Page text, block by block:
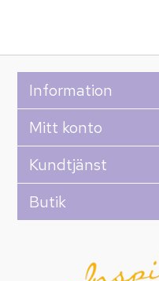
Information
Mitt konto
Kundtjänst
Butik